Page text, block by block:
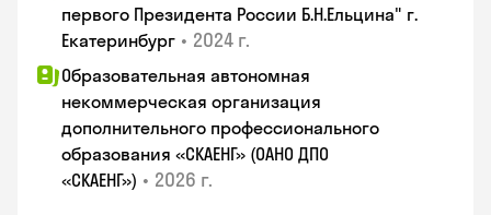
первого Президента России Б.Н.Ельцина" г.
Екатеринбург • 2024 г.
Образовательная автономная
некоммерческая организация
дополнительного профессионального
образования «СКАЕНГ» (ОАНО ДПО
«СКАЕНГ») • 2026 г.